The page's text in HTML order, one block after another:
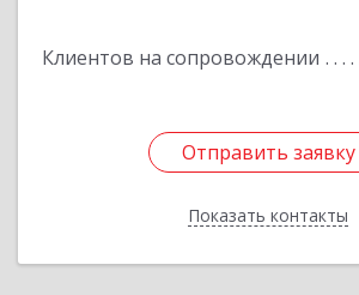
Клиентов на сопровождении
Отправить заявку
Показать контакты
Отправить заявку
Назад